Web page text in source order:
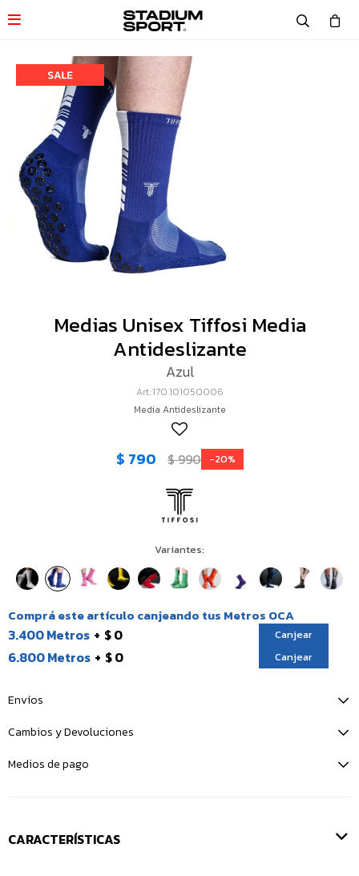

Medias Unisex Tiffosi Media
Antideslizante
Azul
170.101050006
Media Antideslizante
$ 790 $990 20
Variantes:
Comprá este artículo canjeando tus Metros OCA
3.400 Metros $ 0 Canjear
6.800 Metros $ 0 Canjear
Envíos
Cambios y Devoluciones
Medios de pago
CARACTERÍSTICAS